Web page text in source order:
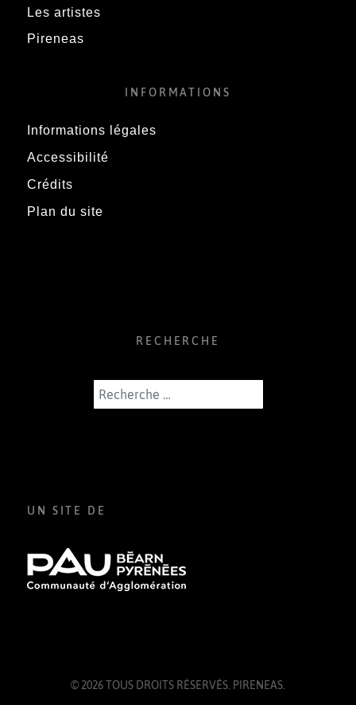
Les artistes
Pireneas
INFORMATIONS
Informations légales
Accessibilité
Crédits
Plan du site
RECHERCHE
Rechercher
UN SITE DE
© 2026 TOUS DROITS RÉSERVÉS. PIRENEAS